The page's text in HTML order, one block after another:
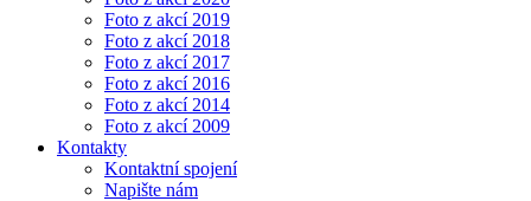
Foto z akcí 2019
Foto z akcí 2018
Foto z akcí 2017
Foto z akcí 2016
Foto z akcí 2014
Foto z akcí 2009
Kontakty
Kontaktní spojení
Napište nám